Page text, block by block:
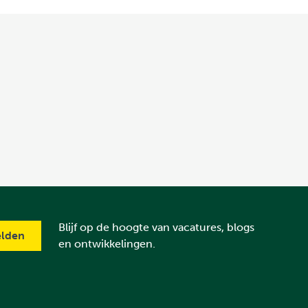
Blijf op de hoogte van vacatures, blogs
en ontwikkelingen.